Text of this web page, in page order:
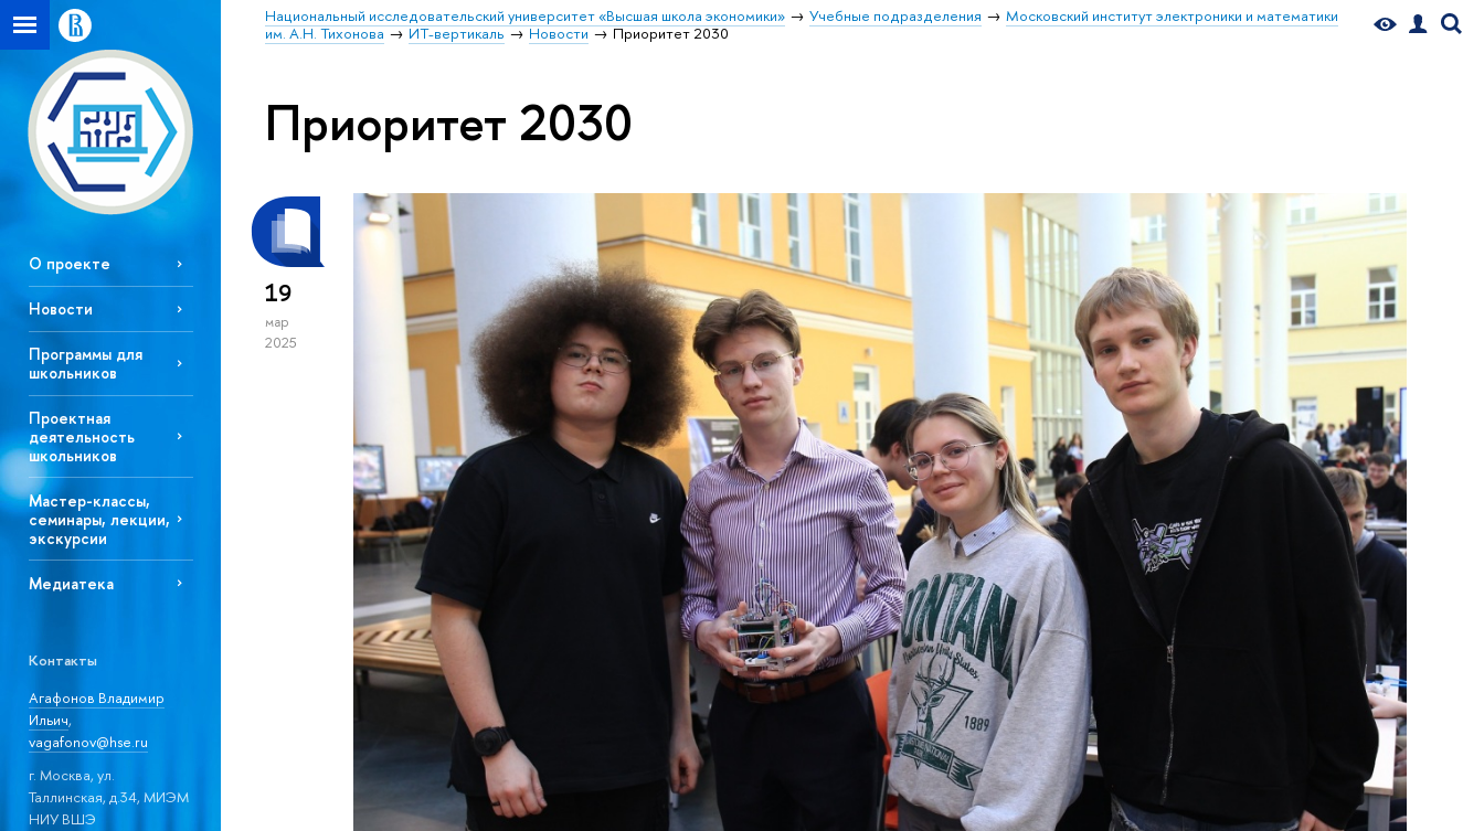
Национальный исследовательский университет «Высшая школа экономики» Учебные подразделения
Московский институт электроники и математики
им. А.Н. Тихонова
ИТ-вертикаль Новости Приоритет 2030
О проекте
Новости
Программы для
школьников
Проектная
деятельность
школьников
Мастер-классы,
семинары, лекции,
экскурсии
Медиатека
Контакты
Агафонов Владимир
Ильич,
vagafonov@hse.ru
г. Москва, ул.
Таллинская, д.34, МИЭМ
НИУ ВШЭ
Приоритет 2030
19
мар
2025